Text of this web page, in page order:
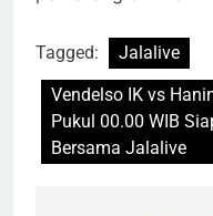
Tagged:
Jalalive
Vendelso IK vs
Pukul 00.00 WIB
Bersama Jalalive